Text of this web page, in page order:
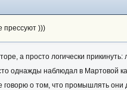
прессуют )))
а просто логически
однажды наблюдал в Мартовой
о том, что промышлять